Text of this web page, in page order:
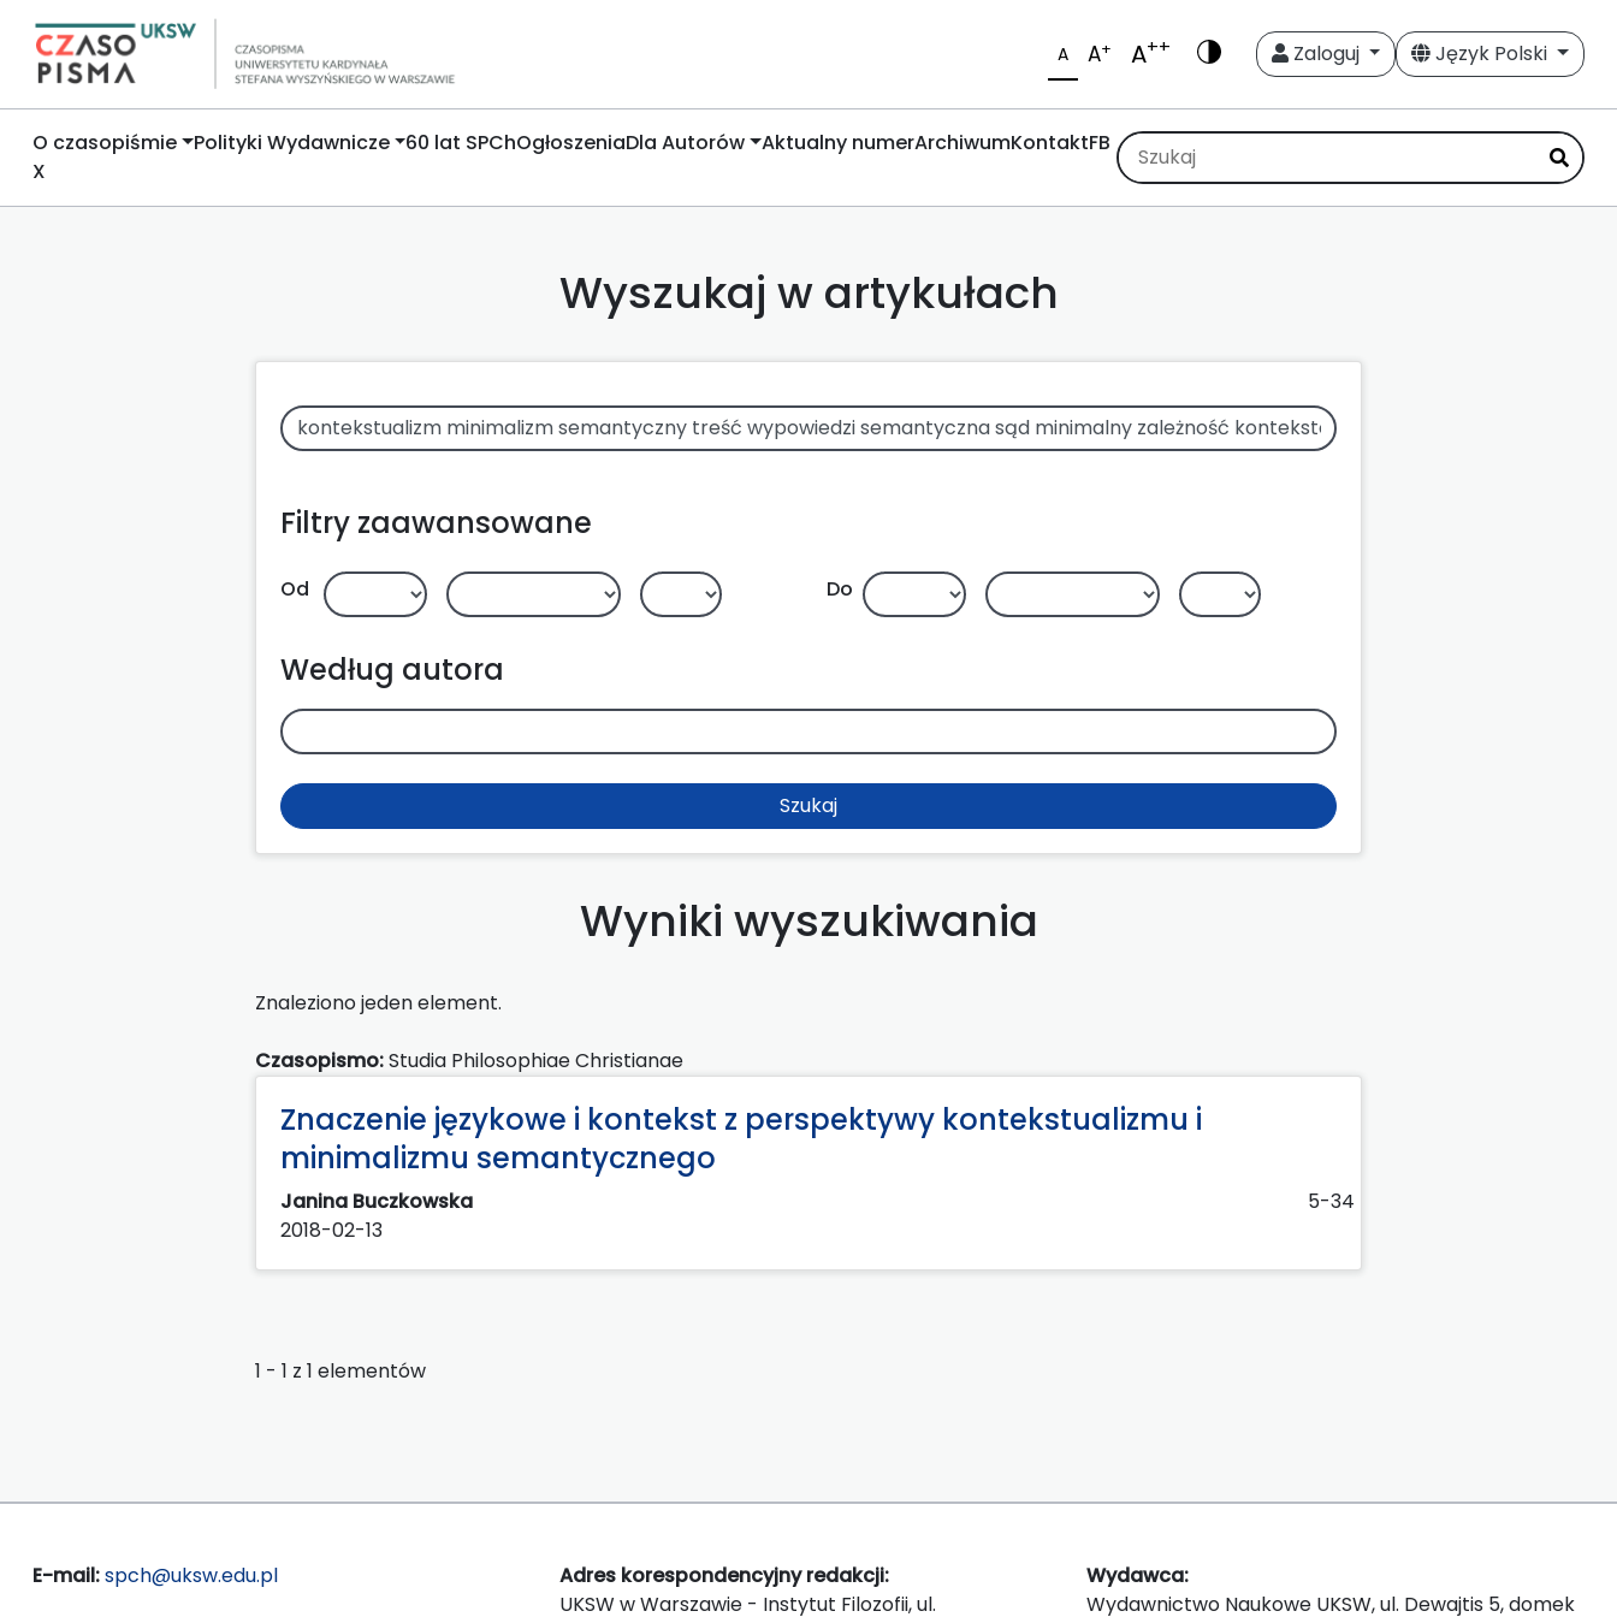
A A+ A++ Zaloguj Język Polski
O czasopiśmie Polityki Wydawnicze 60 lat SPChOgłoszeniaDla Autorów Aktualny numerArchiwumKontaktFB
X
Wyszukaj w artykułach
Filtry zaawansowane
Od Do
Według autora
Szukaj
Wyniki wyszukiwania
Znaleziono jeden element.
Czasopismo:Studia Philosophiae Christianae
Znaczenie językowe i kontekst z perspektywy kontekstualizmu i
minimalizmu semantycznego
Janina Buczkowska
5-34
2018-02-13
1 - 1 z 1 elementów
E-mail:spch@uksw.edu.pl
Adres korespondencyjny redakcji:
UKSW w Warszawie - Instytut Filozofii, ul.
Wydawca:
Wydawnictwo Naukowe UKSW, ul. Dewajtis 5, domek